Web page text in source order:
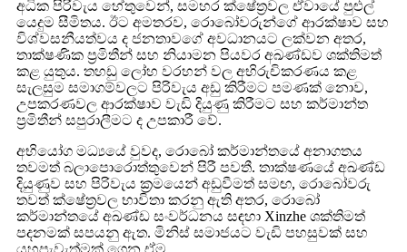
අධික පිරිවැය හේතුවෙන්, සමහර ක්ෂේත්‍රවල ඒවායේ පුළුල්
යෙදුම සීමිතය. ඊට අමතරව, රොබෝවරුන්ගේ ආරක්ෂාව සහ
විශ්වසනීයත්වය ද ජනතාවගේ අවධානයට ලක්වන අතර,
තාක්ෂණික ප්‍රමිතීන් සහ නියාමන පියවර අඛණ්ඩව ශක්තිමත්
කළ යුතුය. තහඩු ලෝහ වරහන් වල අභිරුචිකරණය කළ
සැලසුම සමාගම්වලට පිරිවැය අඩු කිරීමට පමණක් නොව,
උපකරණවල ආරක්ෂාව වැඩි දියුණු කිරීමට සහ කර්මාන්ත
ප්‍රමිතීන් සපුරාලීමට ද උපකාරී වේ.
අභියෝග මධ්‍යයේ වුවද, රොබෝ කර්මාන්තයේ අනාගතය
තවමත් බලාපොරොත්තුවෙන් පිරී පවතී. තාක්ෂණයේ අඛණ්ඩ
දියුණුව සහ පිරිවැය ක්‍රමයෙන් අඩුවීමත් සමඟ, රොබෝවරු
තවත් ක්ෂේත්‍රවල භාවිතා කරනු ඇති අතර, රොබෝ
කර්මාන්තයේ අඛණ්ඩ සංවර්ධනය සඳහා Xinzhe ශක්තිමත්
පදනමක් සපයනු ඇත. මිනිස් සමාජයට වැඩි පහසුවක් සහ
යහපැවැත්මක් ගෙන ඒම.